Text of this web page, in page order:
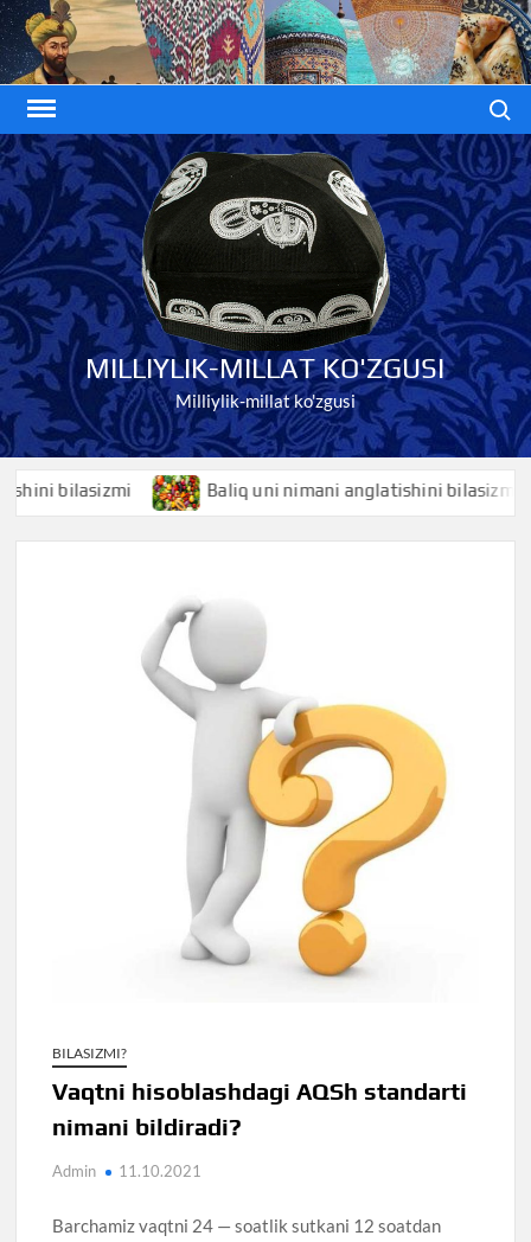
Skip
to
content
MILLIYLIK-MILLAT KO'ZGUSI
Milliylik-millat ko'zgusi
bilasizmi Baliq uni nimani anglatishini bilasizmi
BILASIZMI?
Vaqtni hisoblashdagi AQSh standarti
nimani bildiradi?
Admin 11.10.2021
Barchamiz vaqtni 24 — soatlik sutkani 12 soatdan